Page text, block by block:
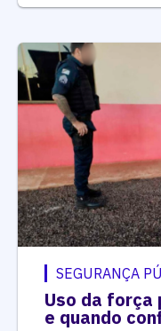
SEGURANÇA
Uso da força
e quando